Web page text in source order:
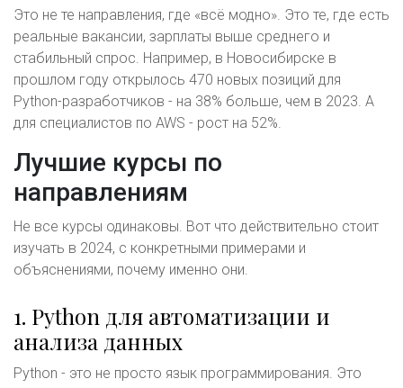
Это не те направления, где «всё модно». Это те, где есть
реальные вакансии, зарплаты выше среднего и
стабильный спрос. Например, в Новосибирске в
прошлом году открылось 470 новых позиций для
Python-разработчиков - на 38% больше, чем в 2023. А
для специалистов по AWS - рост на 52%.
Лучшие курсы по
направлениям
Не все курсы одинаковы. Вот что действительно стоит
изучать в 2024, с конкретными примерами и
объяснениями, почему именно они.
1. Python для автоматизации и
анализа данных
Python - это не просто язык программирования. Это